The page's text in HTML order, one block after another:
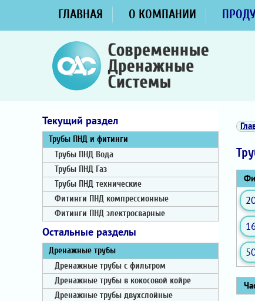
ГЛАВНАЯ О КОМПАНИИ
Текущий раздел
Трубы ПНД и фитинги
Трубы ПНД Вода
Трубы ПНД Газ
Трубы ПНД технические
Фитинги ПНД компрессионные
Фитинги ПНД электросварные
Остальные разделы
Дренажные трубы
Дренажные трубы с фильтром
Дренажные трубы в кокосовой койре
Дренажные трубы двухслойные